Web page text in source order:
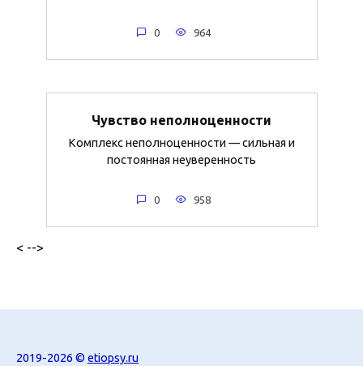
0 964
Чувство неполноценности
Комплекс неполноценности — сильная и
постоянная неуверенность
0 958
< -->
2019-2026 © etiopsy.ru